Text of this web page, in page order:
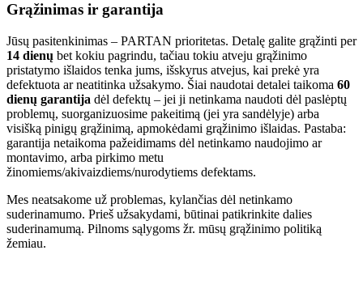
Grąžinimas ir garantija
Jūsų pasitenkinimas – PARTAN prioritetas. Detalę galite grąžinti per
14 dienų bet kokiu pagrindu, tačiau tokiu atveju grąžinimo
pristatymo išlaidos tenka jums, išskyrus atvejus, kai prekė yra
defektuota ar neatitinka užsakymo. Šiai naudotai detalei taikoma 60
dienų garantija dėl defektų – jei ji netinkama naudoti dėl paslėptų
problemų, suorganizuosime pakeitimą (jei yra sandėlyje) arba
visišką pinigų grąžinimą, apmokėdami grąžinimo išlaidas. Pastaba:
garantija netaikoma pažeidimams dėl netinkamo naudojimo ar
montavimo, arba pirkimo metu
žinomiems/akivaizdiems/nurodytiems defektams.
Mes neatsakome už problemas, kylančias dėl netinkamo
suderinamumo. Prieš užsakydami, būtinai patikrinkite dalies
suderinamumą. Pilnoms sąlygoms žr. mūsų grąžinimo politiką
žemiau.